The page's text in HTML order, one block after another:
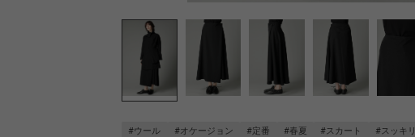
#ウール #オケージョン #定番 #春夏 #スカート #スッキリ